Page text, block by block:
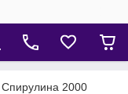
Спирулина 2000